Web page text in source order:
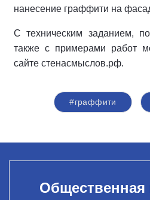
нанесение граффити на
С техническим заданием,
также с примерами работ
сайте стенасмыслов.рф.
#граффити
Общественная